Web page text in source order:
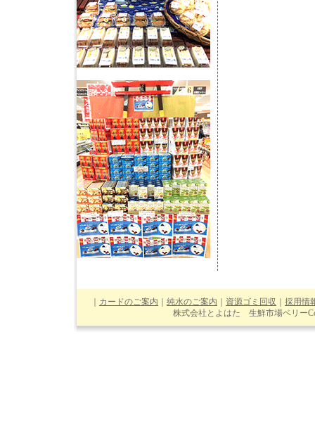
カードのご案内 純水のご案内 資源ゴミ回収
採用情
株式会社とよはた 生鮮市場ベリー